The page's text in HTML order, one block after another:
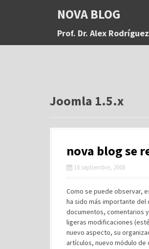
a
NOVA BLOG
Prof. Dr. Alex
Joomla 1.5.x
nova blog se
18 septiembre, 2008
Como se puede observar,
ha sido más importante
documentos, comentarios
ligeras modificaciones
nuevo aspecto, su
artículos, nuevo módulo